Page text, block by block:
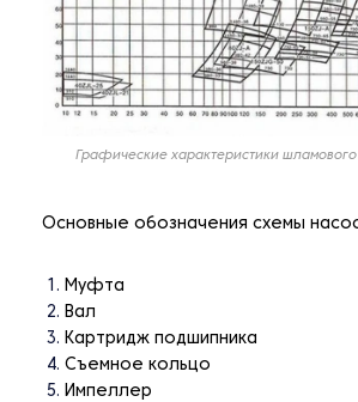
Графические характеристики шламового
Основные обозначения схемы
Муфта
Вал
Картридж подшипника
Съемное кольцо
Импеллер